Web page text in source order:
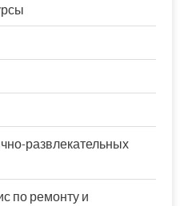
развлекательных
по ремонту и